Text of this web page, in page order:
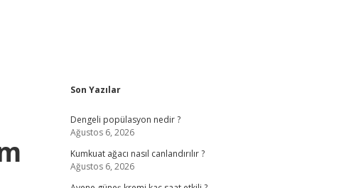
Sidebar
Son Yazılar
Dengeli popülasyon nedir ?
Ağustos 6, 2026
Kumkuat ağacı nasıl canlandırılır ?
Ağustos 6, 2026